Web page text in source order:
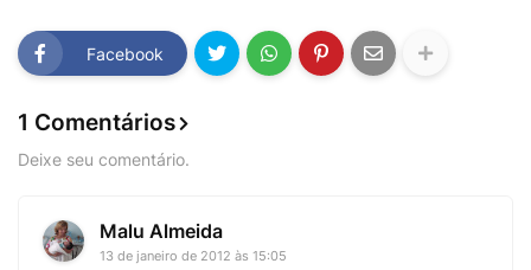
Facebook
1 Comentários
Deixe seu comentário.
Malu Almeida
13 de janeiro de 2012 às 15:05